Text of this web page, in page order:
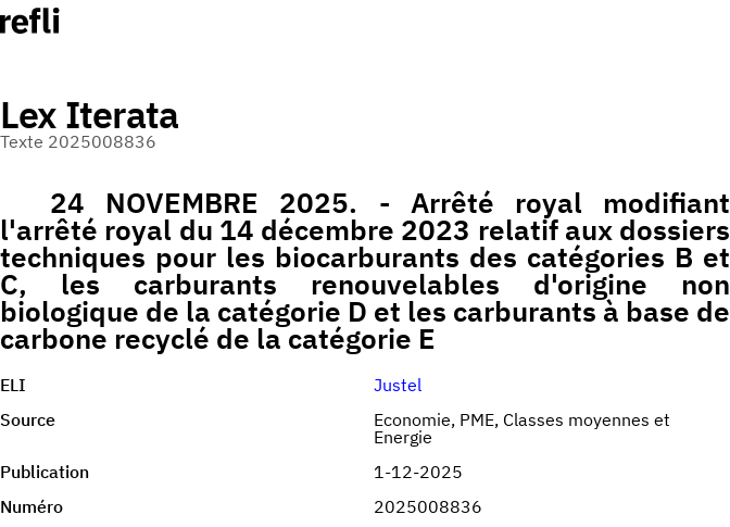
Lex Iterata
Texte 2025008836
24 NOVEMBRE 2025. - Arrêté royal modifiant
l'arrêté royal du 14 décembre 2023 relatif aux dossiers
techniques pour les biocarburants des catégories B et
C, les carburants renouvelables d'origine non
biologique de la catégorie D et les carburants à base de
carbone recyclé de la catégorie E
ELI
Justel
Source
Economie, PME, Classes moyennes et
Energie
Publication
1-12-2025
Numéro
2025008836